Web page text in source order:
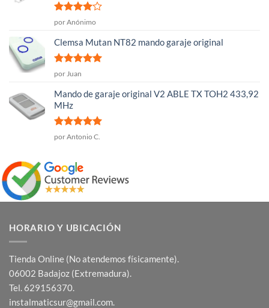
Valorado
5
por Anónimo
Clemsa Mutan NT82 mando garaje original
Valorado
por Juan
Mando de garaje original V2 ABLE TX TOH2 433,92
MHz
Valorado
por Antonio C.
HORARIO Y UBICACIÓN
Tienda Online (No atendemos físicamente).
06002 Badajoz (Extremadura).
Tel. 629156370.
instalmaticsur@gmail.com.